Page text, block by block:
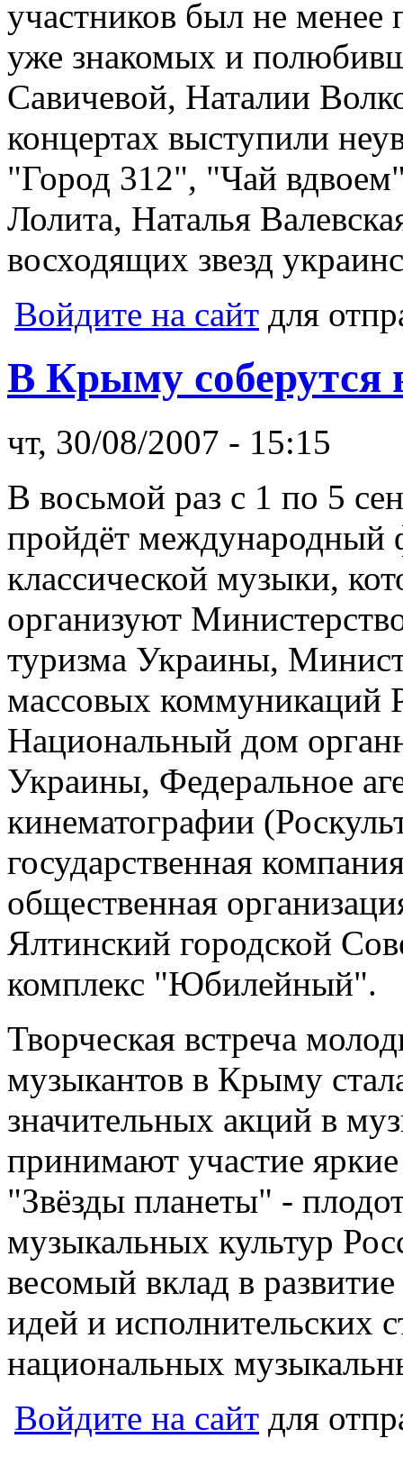
участников был не менее
уже знакомых и
Савичевой, Наталии
концертах выступили
"Город 312", "Чай
Лолита, Наталья
восходящих звезд
Войдите на сайт для
В Крыму соберутся
чт, 30/08/2007 - 15:15
В восьмой раз с 1 по 5
пройдёт международный
классической музыки,
организуют
туризма Украины,
массовых коммуникаций
Национальный дом
Украины, Федеральное
кинематографии
государственная
общественная
Ялтинский городской
комплекс "Юбилейный".
Творческая встреча
музыкантов в Крыму
значительных акций в
принимают участие
"Звёзды планеты" -
музыкальных культур
весомый вклад в
идей и исполнительских
национальных
Войдите на сайт для